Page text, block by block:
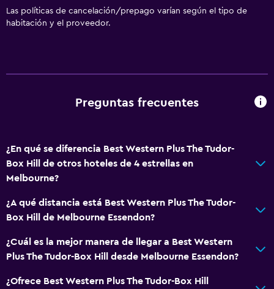
Ropa de cama
Acondicionador
Centro de negocios
Servicio de despertador
Instalaciones para reuniones
Mostrador de información turística
Las políticas de cancelación/prepago varían según el tipo de
habitación y el proveedor.
Preguntas frecuentes
¿En qué se diferencia Best Western Plus The Tudor-
Box Hill de otros hoteles de 4 estrellas en
Melbourne?
¿A qué distancia está Best Western Plus The Tudor-
Box Hill de Melbourne Essendon?
¿Cuál es la mejor manera de llegar a Best Western
Plus The Tudor-Box Hill desde Melbourne Essendon?
¿Ofrece Best Western Plus The Tudor-Box Hill